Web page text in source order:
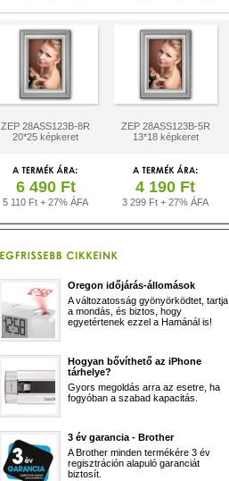
ZEP 28ASS123B-8R
20*25 képkeret
ZEP 28ASS123B-5R
13*18 képkeret
6 490 Ft
5 110 Ft + 27% ÁFA
4 190 Ft
3 299 Ft + 27% ÁFA
Oregon időjárás-állomások
A változatosság gyönyörködtet, tartja
a mondás, és biztos, hogy
egyetértenek ezzel a Hamánál is!
Hogyan bővíthető az iPhone
tárhelye?
Gyors megoldás arra az esetre, ha
fogyóban a szabad kapacitás.
3 év garancia - Brother
A Brother minden termékére 3 év
regisztráción alapuló garanciát
biztosít.